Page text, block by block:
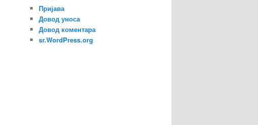
Пријава
Довод уноса
Довод коментара
sr.WordPress.org